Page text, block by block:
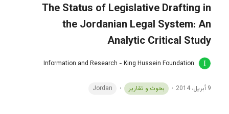
The Status of Legislative Drafting in
the Jordanian Legal System: An
Analytic Critical Study
Information and Research - King Hussein Foundation
9 أبريل، 2014 بحوث و تقارير Jordan